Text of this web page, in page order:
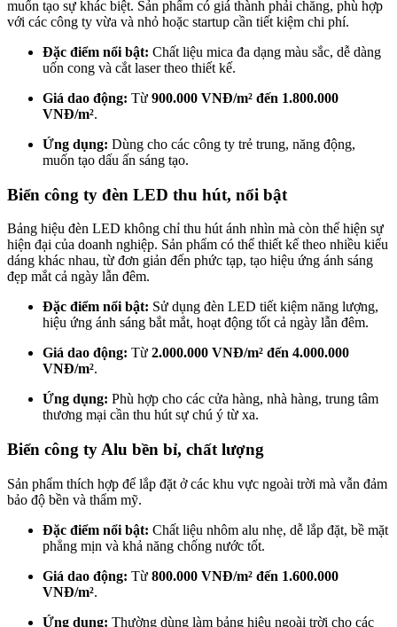
muốn tạo sự khác biệt. Sản phẩm có giá thành phải chăng, phù hợp
với các công ty vừa và nhỏ hoặc startup cần tiết kiệm chi phí.
Đặc điểm nổi bật: Chất liệu mica đa dạng màu sắc, dễ dàng
uốn cong và cắt laser theo thiết kế.
Giá dao động: Từ 900.000 VNĐ/m² đến 1.800.000
VNĐ/m².
Ứng dụng: Dùng cho các công ty trẻ trung, năng động,
muốn tạo dấu ấn sáng tạo.
Biển công ty đèn LED thu hút, nổi bật
Bảng hiệu đèn LED không chỉ thu hút ánh nhìn mà còn thể hiện sự
hiện đại của doanh nghiệp. Sản phẩm có thể thiết kế theo nhiều kiểu
dáng khác nhau, từ đơn giản đến phức tạp, tạo hiệu ứng ánh sáng
đẹp mắt cả ngày lẫn đêm.
Đặc điểm nổi bật: Sử dụng đèn LED tiết kiệm năng lượng,
hiệu ứng ánh sáng bắt mắt, hoạt động tốt cả ngày lẫn đêm.
Giá dao động: Từ 2.000.000 VNĐ/m² đến 4.000.000
VNĐ/m².
Ứng dụng: Phù hợp cho các cửa hàng, nhà hàng, trung tâm
thương mại cần thu hút sự chú ý từ xa.
Biển công ty Alu bền bỉ, chất lượng
Sản phẩm thích hợp để lắp đặt ở các khu vực ngoài trời mà vẫn đảm
bảo độ bền và thẩm mỹ.
Đặc điểm nổi bật: Chất liệu nhôm alu nhẹ, dễ lắp đặt, bề mặt
phẳng mịn và khả năng chống nước tốt.
Giá dao động: Từ 800.000 VNĐ/m² đến 1.600.000
VNĐ/m².
Ứng dụng: Thường dùng làm bảng hiệu ngoài trời cho các